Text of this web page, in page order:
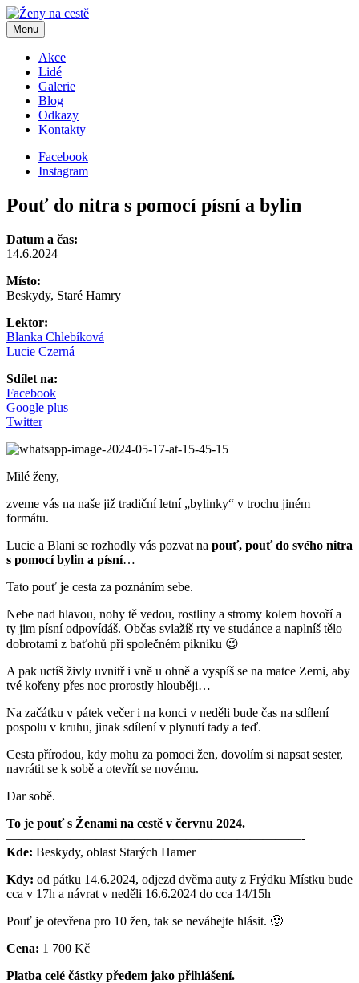
Menu
Akce
Lidé
Galerie
Blog
Odkazy
Kontakty
Facebook
Instagram
Pouť do nitra s pomocí písní a bylin
Datum a čas:
14.6.2024
Místo:
Beskydy, Staré Hamry
Lektor:
Blanka Chlebíková
Lucie Czerná
Sdílet na:
Facebook
Google plus
Twitter
Milé ženy,
zveme vás na naše již tradiční letní „bylinky“ v trochu jiném
formátu.
Lucie a Blani se rozhodly vás pozvat na pouť, pouť do svého nitra
s pomocí bylin a písní…
Tato pouť je cesta za poznáním sebe.
Nebe nad hlavou, nohy tě vedou, rostliny a stromy kolem hovoří a
ty jim písní odpovídáš. Občas svlažíš rty ve studánce a naplníš tělo
dobrotami z baťohů při společném pikniku 😉
A pak uctíš živly uvnitř i vně u ohně a vyspíš se na matce Zemi, aby
tvé kořeny přes noc prorostly hlouběji…
Na začátku v pátek večer i na konci v neděli bude čas na sdílení
pospolu v kruhu, jinak sdílení v plynutí tady a teď.
Cesta přírodou, kdy mohu za pomoci žen, dovolím si napsat sester,
navrátit se k sobě a otevřít se novému.
Dar sobě.
To je pouť s Ženami na cestě v červnu 2024.
———————————————————————-
Kde: Beskydy, oblast Starých Hamer
Kdy: od pátku 14.6.2024, odjezd dvěma auty z Frýdku Místku bude
cca v 17h a návrat v neděli 16.6.2024 do cca 14/15h
Pouť je otevřena pro 10 žen, tak se neváhejte hlásit. 🙂
Cena: 1 700 Kč
Platba celé částky předem jako přihlášení.